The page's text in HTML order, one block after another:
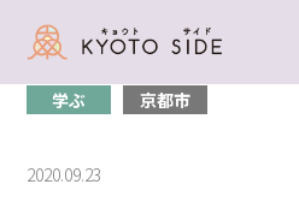
テムを導入！！潜入レポ
学ぶ 京都市
2020.09.23